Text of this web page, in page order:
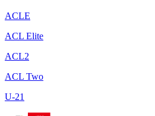
ACLE
ACL Elite
ACL2
ACL Two
U-21